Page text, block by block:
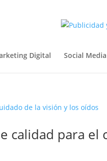
Digital Social
calidad para el